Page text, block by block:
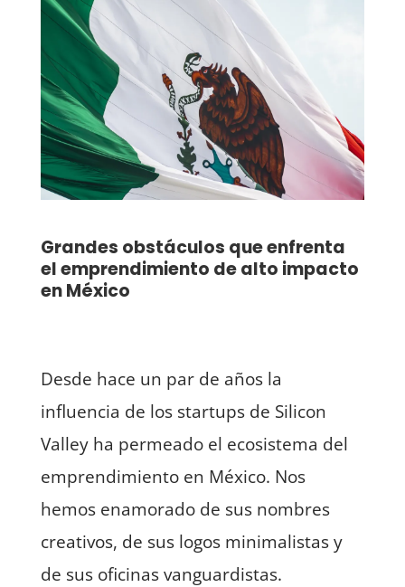
Grandes obstáculos que enfrenta
el emprendimiento de alto impacto
en México
Desde hace un par de años la
influencia de los startups de Silicon
Valley ha permeado el ecosistema del
emprendimiento en México. Nos
hemos enamorado de sus nombres
creativos, de sus logos minimalistas y
de sus oficinas vanguardistas.